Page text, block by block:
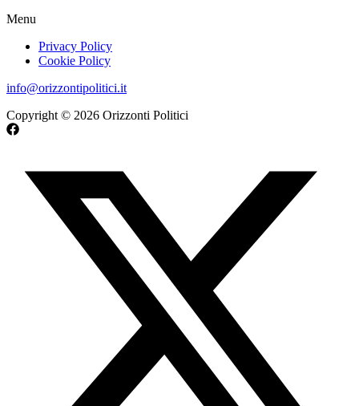
Menu
Privacy Policy
Cookie Policy
info@orizzontipolitici.it
Copyright © 2026 Orizzonti Politici